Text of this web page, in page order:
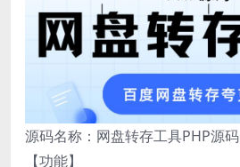
源码名称：网盘转存工具PHP源码
【功能】